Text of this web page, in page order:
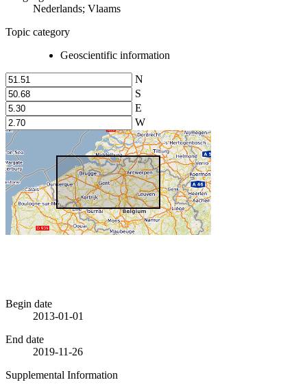
Nederlands; Vlaams
Topic category
Geoscientific information
N
S
E
W
Begin date
2013-01-01
End date
2019-11-26
Supplemental Information